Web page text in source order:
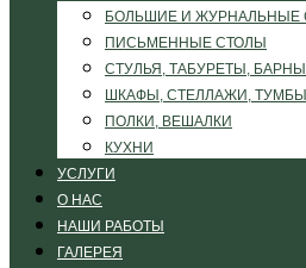
БОЛЬШИЕ И ЖУРНАЛЬНЫЕ
ПИСЬМЕННЫЕ СТОЛЫ
СТУЛЬЯ, ТАБУРЕТЫ,
ШКАФЫ, СТЕЛЛАЖИ, ТУМБЫ
ПОЛКИ, ВЕШАЛКИ
КУХНИ
УСЛУГИ
О НАС
НАШИ РАБОТЫ
ГАЛЕРЕЯ